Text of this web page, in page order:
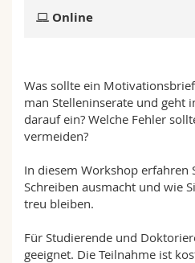
Science and Medicine
Employees
Webmail
MyUnifr
Online
Was sollte ein
man Stelleninserate und geht
darauf ein? Welche Fehler
vermeiden?
In diesem Workshop erfahren
Schreiben ausmacht und wie
treu bleiben.
Für Studierende und
geeignet. Die Teilnahme ist